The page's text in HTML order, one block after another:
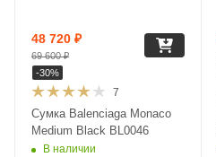
7
Сумка Balenciaga Monaco
Medium Black BL0046
В наличии
48 720 ₽
69 600₽
-30%